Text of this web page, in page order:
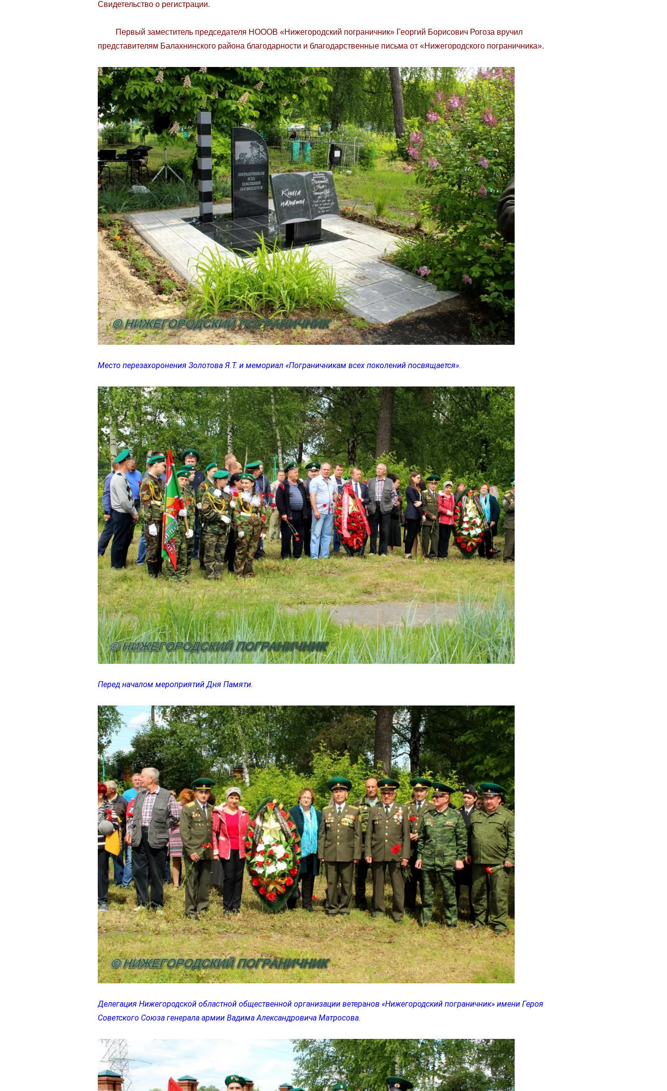
Свидетельство о регистрации.
Первый заместитель председателя НОООВ «Нижегородский пограничник» Георгий Борисович Рогоза вручил
представителям Балахнинского района благодарности и благодарственные письма от «Нижегородского пограничника».
Место перезахоронения Золотова Я.Т. и мемориал «Пограничникам всех поколений посвящается».
Перед началом мероприятий Дня Памяти.
Делегация Нижегородской областной общественной организации ветеранов «Нижегородский пограничник» имени Героя
Советского Союза генерала армии Вадима Александровича Матросова.